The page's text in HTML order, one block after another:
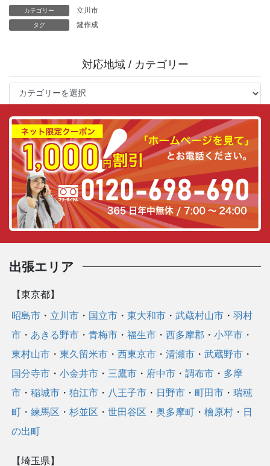
カテゴリー 立川市
タグ 鍵作成
対応地域 / カテゴリー
応
地
カ
テ
ゴ
リ
ー
出張エリア
【東京都】
昭島市 ・ 立川市 ・ 国立市 ・東大和市 ・武蔵村山市 ・羽村
市 ・ あきる野市 ・青梅市 ・福生市 ・西多摩郡 ・小平市 ・
東村山市 ・東久留米市 ・西東京市 ・清瀬市 ・武蔵野市 ・
国分寺市 ・小金井市 ・三鷹市 ・ 府中市 ・調布市 ・ 多摩
市 ・稲城市 ・狛江市 ・ 八王子市 ・ 日野市 ・町田市 ・瑞穂
町 ・練馬区 ・杉並区 ・世田谷区 ・奥多摩町 ・檜原村 ・ 日
の出町
【埼玉県】